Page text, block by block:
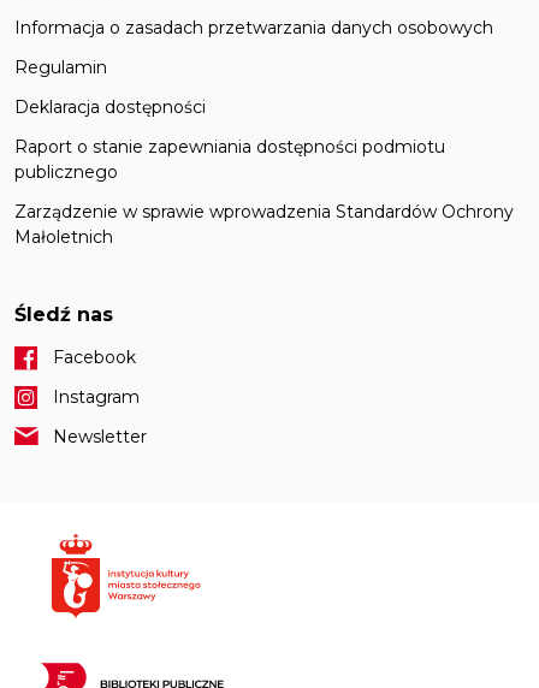
Informacja o zasadach przetwarzania danych osobowych
Regulamin
Deklaracja dostępności
Raport o stanie zapewniania dostępności podmiotu
publicznego
Zarządzenie w sprawie wprowadzenia Standardów Ochrony
Małoletnich
Śledź nas
Facebook
Instagram
Newsletter